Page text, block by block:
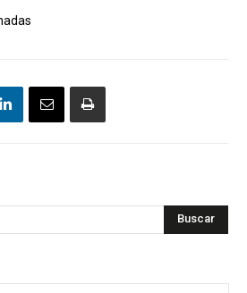
Buscar